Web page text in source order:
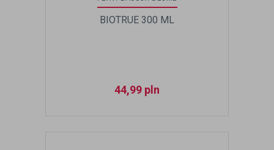
BIOTRUE 300 ML
44,99 pln